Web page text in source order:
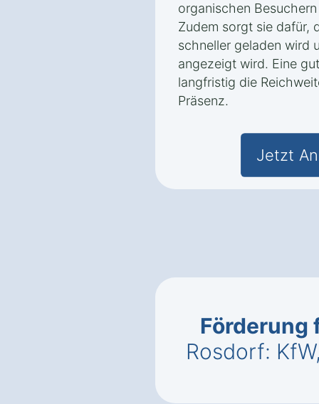
organischen
Zudem sorgt sie dafür,
schneller geladen wird
angezeigt wird. Eine
langfristig die
Präsenz.
Jetzt
Förderung
Rosdorf: